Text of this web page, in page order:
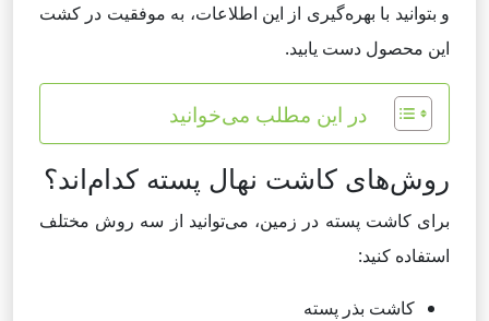
و بتوانید با بهره‌گیری از این اطلاعات، به موفقیت در کشت
این محصول دست یابید.
در این مطلب می‌خوانید
روش‌های کاشت نهال پسته کدام‌اند؟
برای کاشت پسته در زمین، می‌توانید از سه روش مختلف
استفاده کنید:
کاشت بذر پسته